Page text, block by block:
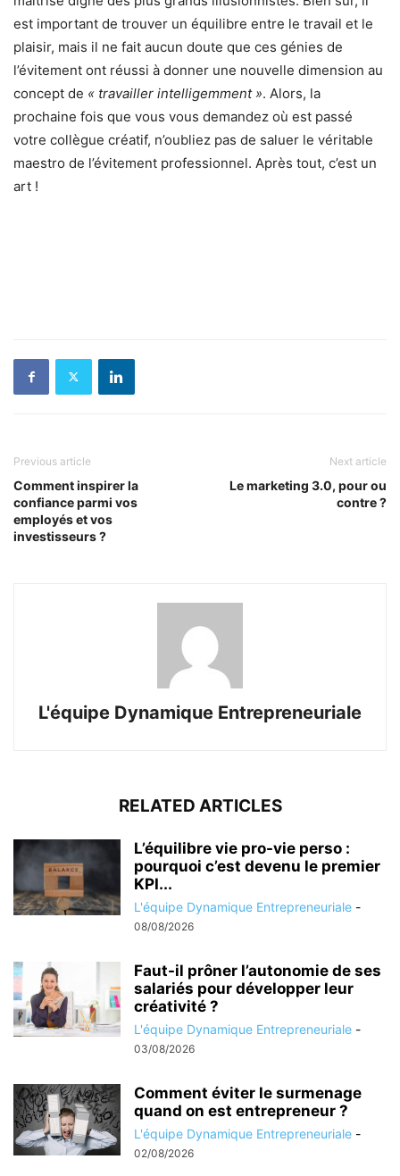
est important de trouver un équilibre entre le travail et le
plaisir, mais il ne fait aucun doute que ces génies de
l’évitement ont réussi à donner une nouvelle dimension au
concept de « travailler intelligemment ». Alors, la
prochaine fois que vous vous demandez où est passé
votre collègue créatif, n’oubliez pas de saluer le véritable
maestro de l’évitement professionnel. Après tout, c’est un
art !
Previous article
Comment inspirer la
confiance parmi vos
employés et vos
investisseurs ?
Next article
Le marketing 3.0, pour ou
contre ?
L'équipe Dynamique Entrepreneuriale
RELATED ARTICLES
L’équilibre vie pro-vie perso :
pourquoi c’est devenu le premier
KPI...
L'équipe Dynamique Entrepreneuriale -
08/08/2026
Faut-il prôner l’autonomie de ses
salariés pour développer leur
créativité ?
L'équipe Dynamique Entrepreneuriale -
03/08/2026
Comment éviter le surmenage
quand on est entrepreneur ?
L'équipe Dynamique Entrepreneuriale -
02/08/2026